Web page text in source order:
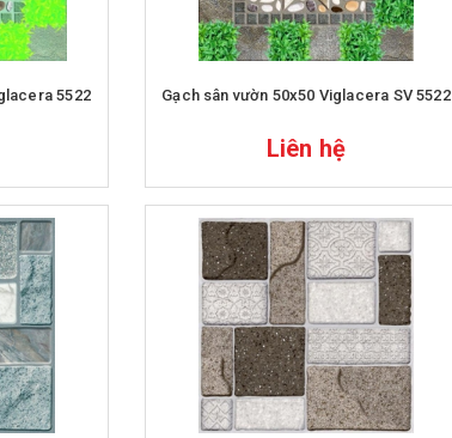
5522 Gạch sân vườn 50x50 Viglacera SV 5522
Liên hệ